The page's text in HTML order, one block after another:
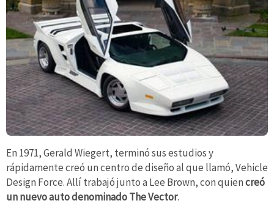
En 1971, Gerald Wiegert, terminó sus estudios y
rápidamente creó un centro de diseño al que llamó, Vehicle
Design Force. Allí trabajó junto a Lee Brown, con quiencreó
un nuevo auto denominado The Vector.